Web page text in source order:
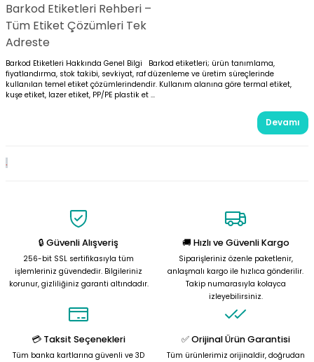
Barkod Etiketleri Rehberi –
Tüm Etiket Çözümleri Tek
Adreste
Barkod Etiketleri Hakkında Genel Bilgi Barkod etiketleri; ürün tanımlama,
fiyatlandırma, stok takibi, sevkiyat, raf düzenleme ve üretim süreçlerinde
kullanılan temel etiket çözümlerindendir. Kullanım alanına göre termal etiket,
kuşe etiket, lazer etiket, PP/PE plastik et ...
Devamı
🔒 Güvenli Alışveriş
256-bit SSL sertifikasıyla tüm
işlemleriniz güvendedir. Bilgileriniz
korunur, gizliliğiniz garanti altındadır.
🚚 Hızlı ve Güvenli Kargo
Siparişleriniz özenle paketlenir,
anlaşmalı kargo ile hızlıca gönderilir.
Takip numarasıyla kolayca
izleyebilirsiniz.
💳 Taksit Seçenekleri
Tüm banka kartlarına güvenli ve 3D
✅ Orijinal Ürün Garantisi
Tüm ürünlerimiz orijinaldir, doğrudan